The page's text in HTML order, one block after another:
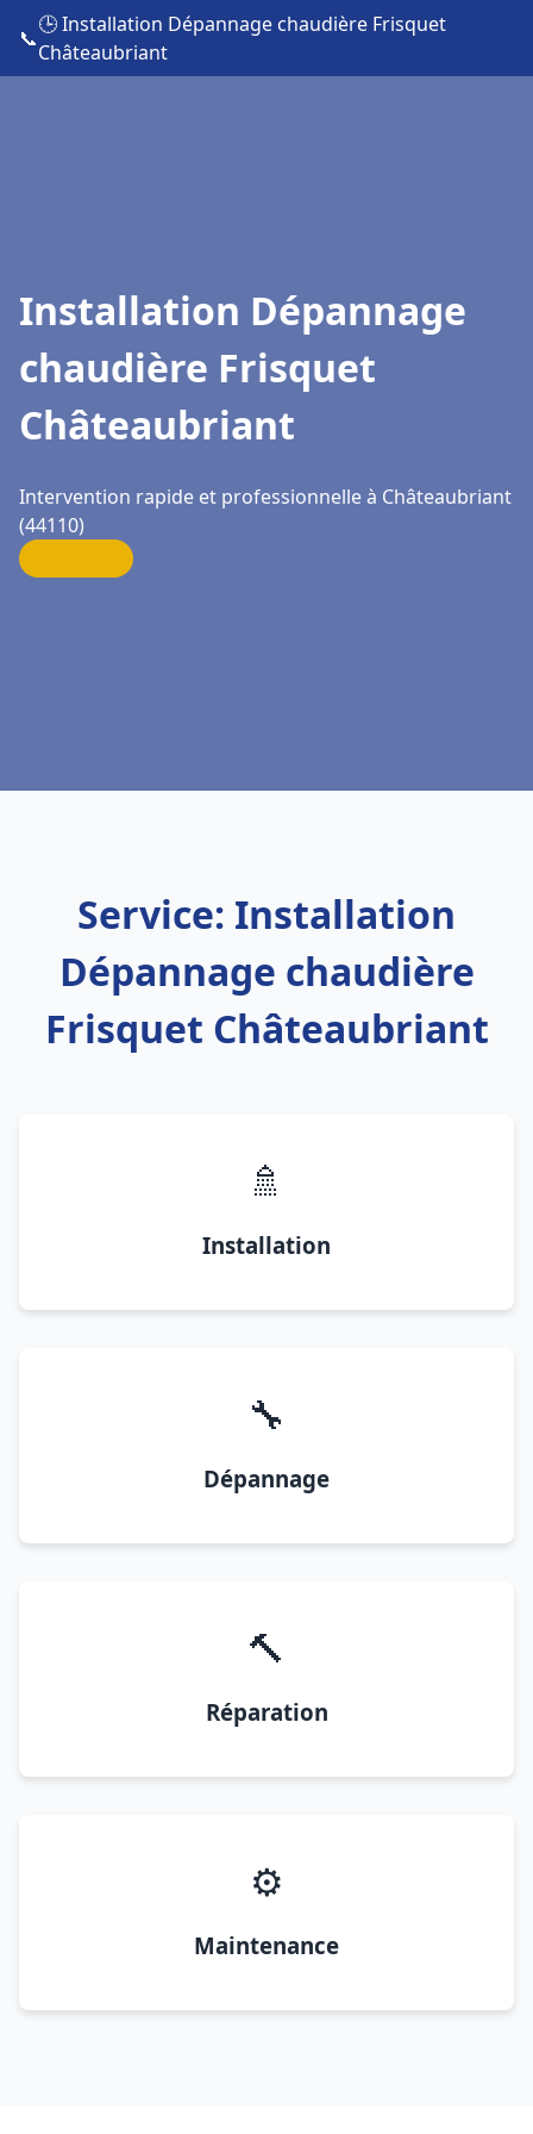
📞
🕒 Installation Dépannage chaudière Frisquet
Châteaubriant
Installation Dépannage
chaudière Frisquet
Châteaubriant
Intervention rapide et professionnelle à Châteaubriant
(44110)
Service: Installation
Dépannage chaudière
Frisquet Châteaubriant
🚿
Installation
🔧
Dépannage
🔨
Réparation
⚙️
Maintenance